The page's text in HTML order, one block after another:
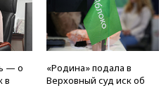
— о
в
«Родина» подала в
Верховный суд иск об